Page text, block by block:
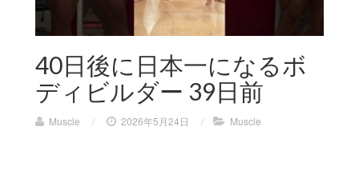
40日後に日本一になるボ
ディビルダー 39日前
Muscle / 2026年5月24日 / Muscle